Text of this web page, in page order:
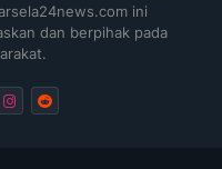
ini
dan berpihak pada